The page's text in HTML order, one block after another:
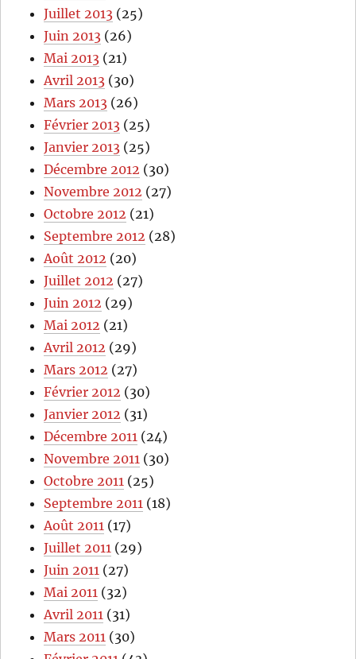
Juillet 2013 (25)
Juin 2013 (26)
Mai 2013 (21)
Avril 2013 (30)
Mars 2013 (26)
Février 2013 (25)
Janvier 2013 (25)
Décembre 2012 (30)
Novembre 2012 (27)
Octobre 2012 (21)
Septembre 2012 (28)
Août 2012 (20)
Juillet 2012 (27)
Juin 2012 (29)
Mai 2012 (21)
Avril 2012 (29)
Mars 2012 (27)
Février 2012 (30)
Janvier 2012 (31)
Décembre 2011 (24)
Novembre 2011 (30)
Octobre 2011 (25)
Septembre 2011 (18)
Août 2011 (17)
Juillet 2011 (29)
Juin 2011 (27)
Mai 2011 (32)
Avril 2011 (31)
Mars 2011 (30)